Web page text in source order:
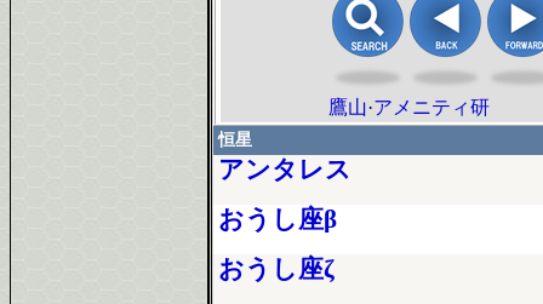
鷹山·アメニティ研
恒星
アンタレス
おうし座β
おうし座ζ